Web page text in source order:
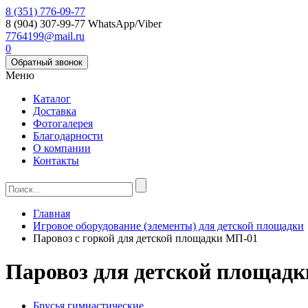
8 (351) 776-09-77
8 (904) 307-99-77 WhatsApp/Viber
7764199@mail.ru
0
Обратный звонок
Меню
Каталог
Доставка
Фотогалерея
Благодарности
О компании
Контакты
Главная
Игровое оборудование (элементы) для детской площадки
Паровоз с горкой для детской площадки МП-01
Паровоз для детской
Брусья гимнастические